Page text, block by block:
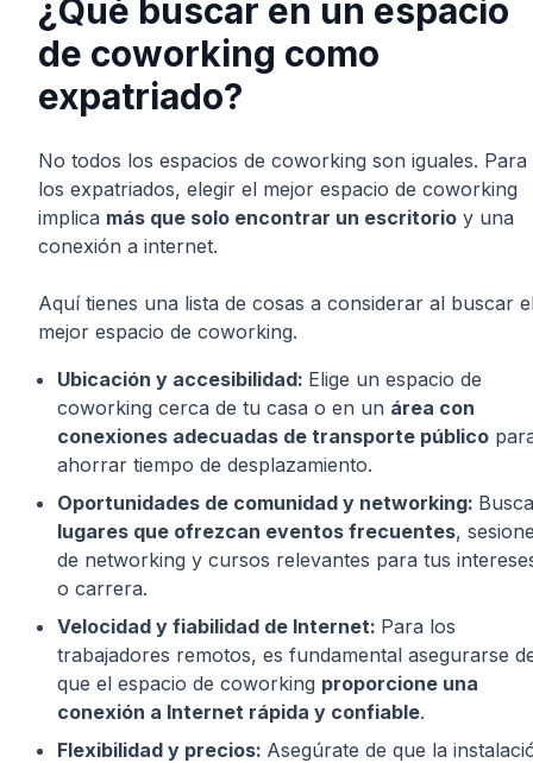
¿Qué buscar en un espacio
de coworking como
expatriado?
No todos los espacios de coworking son iguales. Para
los expatriados, elegir el mejor espacio de coworking
implica más que solo encontrar un escritorio y una
conexión a internet.
Aquí tienes una lista de cosas a considerar al buscar
mejor espacio de coworking.
Ubicación y accesibilidad: Elige un espacio de
coworking cerca de tu casa o en un área con
conexiones adecuadas de transporte público
ahorrar tiempo de desplazamiento.
Oportunidades de comunidad y networking: Busca
lugares que ofrezcan eventos frecuentes,
de networking y cursos relevantes para tus
o carrera.
Velocidad y fiabilidad de Internet: Para los
trabajadores remotos, es fundamental asegurarse
que el espacio de coworking proporcione una
conexión a Internet rápida y confiable.
Flexibilidad y precios: Asegúrate de que la